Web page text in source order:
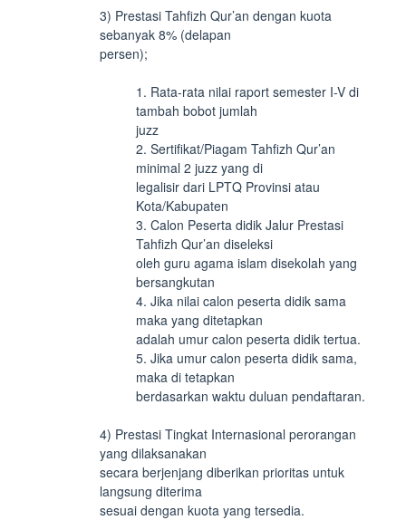
3) Prestasi Tahfizh Qur’an dengan kuota
sebanyak 8% (delapan
persen);
1. Rata-rata nilai raport semester I-V di
tambah bobot jumlah
juzz
2. Sertifikat/Piagam Tahfizh Qur’an
minimal 2 juzz yang di
legalisir dari LPTQ Provinsi atau
Kota/Kabupaten
3. Calon Peserta didik Jalur Prestasi
Tahfizh Qur’an diseleksi
oleh guru agama islam disekolah yang
bersangkutan
4. Jika nilai calon peserta didik sama
maka yang ditetapkan
adalah umur calon peserta didik tertua.
5. Jika umur calon peserta didik sama,
maka di tetapkan
berdasarkan waktu duluan pendaftaran.
4) Prestasi Tingkat Internasional perorangan
yang dilaksanakan
secara berjenjang diberikan prioritas untuk
langsung diterima
sesuai dengan kuota yang tersedia.